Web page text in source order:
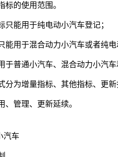
标的使用范围。
只能用于纯电动小汽车登记；
能用于混合动力小汽车或者纯
于普通小汽车、混合动力小汽
分为增量指标、其他指标、更
、管理、更新延续。
汽车